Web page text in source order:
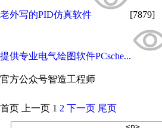
老外写的PID仿真软件 [7879]
提供专业电气绘图软件PCsche...
官方公众号智造工程师
首页 上一页 1 2 下一页 尾页